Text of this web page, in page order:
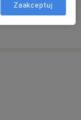
Zaakceptuj